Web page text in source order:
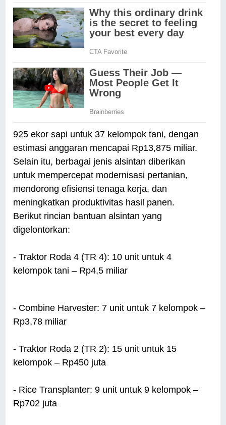
925 ekor sapi untuk 37 kelompok tani, dengan
estimasi anggaran mencapai Rp13,875 miliar.
Selain itu, berbagai jenis alsintan diberikan
untuk mempercepat modernisasi pertanian,
mendorong efisiensi tenaga kerja, dan
meningkatkan produktivitas hasil panen.
Berikut rincian bantuan alsintan yang
digelontorkan:
- Traktor Roda 4 (TR 4): 10 unit untuk 4
kelompok tani – Rp4,5 miliar
- Combine Harvester: 7 unit untuk 7 kelompok –
Rp3,78 miliar
- Traktor Roda 2 (TR 2): 15 unit untuk 15
kelompok – Rp450 juta
- Rice Transplanter: 9 unit untuk 9 kelompok –
Rp702 juta